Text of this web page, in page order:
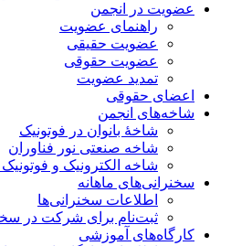
عضویت در انجمن
راهنمای عضویت
عضویت حقیقی
عضویت حقوقی
تمدید عضویت
اعضای حقوقی
شاخه‌های انجمن
شاخۀ بانوان در فوتونیک
شاخه صنعتی نور فناوران
شاخه‌ الکترونیک و فوتونیک
سخنرانی‌های ماهانه
اطلاعات سخنرانی‌‌ها
ثبت‌نام برای شرکت در
کارگاه‌های آموزشی